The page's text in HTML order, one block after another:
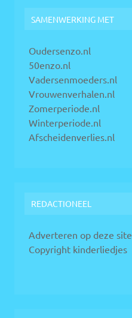
SAMENWERKING MET
Oudersenzo.nl
50enzo.nl
Vadersenmoeders.nl
Vrouwenverhalen.nl
Zomerperiode.nl
Winterperiode.nl
Afscheidenverlies.nl
REDACTIONEEL
Adverteren op deze site
Copyright kinderliedjes